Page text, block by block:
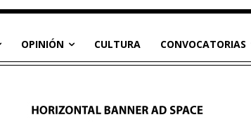
OPINIÓN CULTURA CONVOCATORIAS